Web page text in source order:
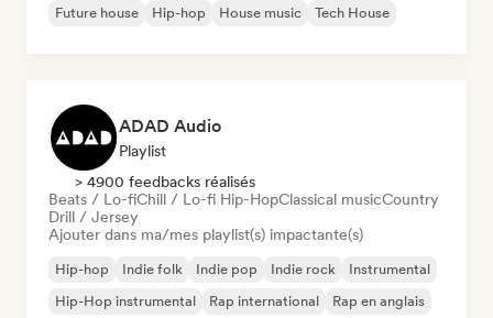
Future house Hip-hop House music Tech House
ADAD Audio
Playlist
> 4900 feedbacks réalisés
Beats / Lo-fiChill / Lo-fi Hip-HopClassical musicCountry
Drill / Jersey
Ajouter dans ma/mes playlist(s) impactante(s)
Hip-hop Indie folk Indie pop Indie rock
Instrumental
Hip-Hop instrumental
Rap international Rap en anglais